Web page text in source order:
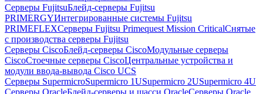
Серверы FujitsuБлейд-серверы Fujitsu
PRIMERGYИнтегрированные системы Fujitsu
PRIMEFLEXСерверы Fujitsu Primequest Mission CriticalСнятые
с производства серверы Fujitsu
Серверы CiscoБлейд-серверы CiscoМодульные серверы
CiscoСтоечные серверы CiscoЦентральные устройства и
модули ввода-вывода Cisco UCS
Серверы SupermicroSupermicro 1USupermicro 2USupermicro 4U
Серверы OracleБлейд-серверы и шасси OracleСерверы Oracle